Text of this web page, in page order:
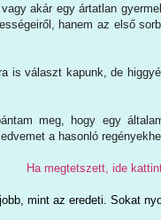
akár egy ártatlan
hanem az első
is választ kapunk, de
meg, hogy egy
a hasonló
Ha megtetszett, ide
mint az eredeti. Sokat